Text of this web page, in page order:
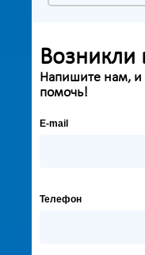
Возникли
Напишите нам, и
помочь!
E-mail
Телефон